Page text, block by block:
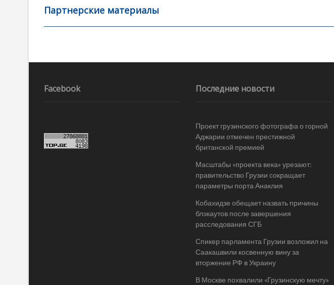
b
o
k
er l
а
в
ть
Партнерские материалы
Навигация
записям
Facebook Последние новости
Проект грузинского фотографа о горной
Аджарии отмечен престижной
британской премией
Масштабы «проекта века» урезают:
правительство Грузии сокращает
параметры порта Анаклия
Кобахидзе обещает назвать причины
блэкаутов после завершения
расследования СГБ
Спикер парламента Грузии возложил на
Саакашвили косвенную вину за
вторжение РФ в Украину
В Москве похвалили «Грузинскую мечту»